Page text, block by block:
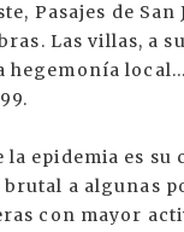
Pasajes de
Las villas, a
hegemonía
la epidemia es
a algunas
con mayor